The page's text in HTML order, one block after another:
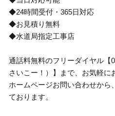
◆24時間受付・365日対応
◆お見積り無料
◆水道局指定工事店
通話料無料のフリーダイヤル【
さいこー！）】まで、お気軽に
ホームページお問い合わせから
ております。